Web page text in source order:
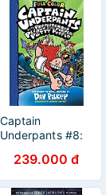
Captain
Underpants #8:
Underpants And
The
239.000 đ